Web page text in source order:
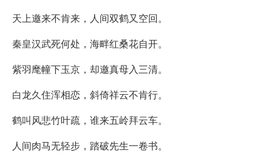
天上邀来不肯来，人间双鹤又空回。
秦皇汉武死何处，海畔红桑花自开。
紫羽麾幢下玉京，却邀真母入三清。
白龙久住浑相恋，斜倚祥云不肯行。
鹤叫风悲竹叶疏，谁来五岭拜云车。
人间肉马无轻步，踏破先生一卷书。